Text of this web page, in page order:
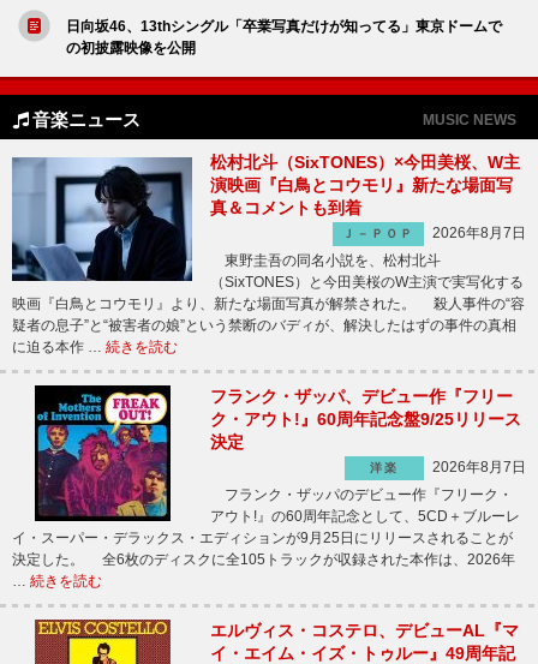
日向坂46、13thシングル「卒業写真だけが知ってる」東京ドームで
の初披露映像を公開
音楽ニュース MUSIC NEWS
松村北斗（SixTONES）×今田美桜、W主
演映画『白鳥とコウモリ』新たな場面写
真＆コメントも到着
Ｊ－ＰＯＰ
2026年8月7日
東野圭吾の同名小説を、松村北斗
（SixTONES）と今田美桜のW主演で実写化する
映画『白鳥とコウモリ』より、新たな場面写真が解禁された。 殺人事件の“容
疑者の息子”と“被害者の娘”という禁断のバディが、解決したはずの事件の真相
に迫る本作 … 続きを読む
フランク・ザッパ、デビュー作『フリー
ク・アウト!』60周年記念盤9/25リリース
決定
洋楽
2026年8月7日
フランク・ザッパのデビュー作『フリーク・
アウト!』の60周年記念として、5CD＋ブルーレ
イ・スーパー・デラックス・エディションが9月25日にリリースされることが
決定した。 全6枚のディスクに全105トラックが収録された本作は、2026年
… 続きを読む
エルヴィス・コステロ、デビューAL『マ
イ・エイム・イズ・トゥルー』49周年記